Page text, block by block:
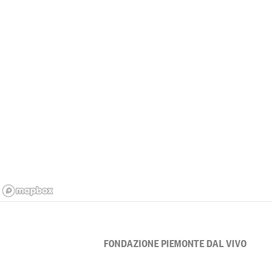
FONDAZIONE PIEMONTE DAL VIVO